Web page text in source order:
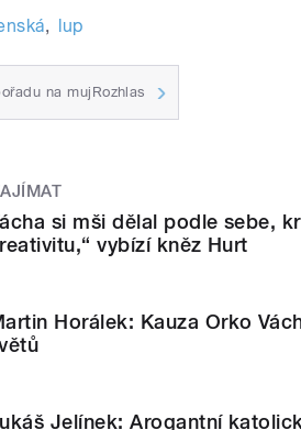
, lup
na mujRozhlas
si mši dělal podle sebe,
vybízí kněz Hurt
Horálek: Kauza Orko
Jelínek: Arogantní